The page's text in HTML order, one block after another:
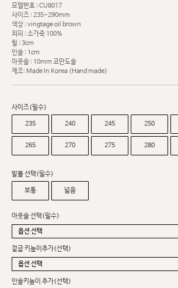
모델번호 : CU8017
사이즈 : 235~290mm
색상 : vingtage oil brown
외피 : 소가죽 100%
힐 : 3cm
인솔 : 1cm
아웃솔 : 10mm 코만도솔
제조: Made In Korea (Hand made)
사이즈(필수)
235 240 245 250
265 270 275 280
발볼 선택(필수)
보통 넓음
아웃솔 선택(필수)
겉굽 키높이추가(선택)
인솔키높이 추가(선택)